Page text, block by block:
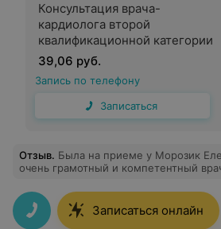
Консультация врача-
кардиолога второй
квалификационной категории
39,06 руб.
Запись по телефону
Записаться
Отзыв. Была на приеме у Морозик
очень грамотный и компетентный
рассказала, ответила на все вопросы
рекомендации) Очень отзывчивый
на все 100%
Записаться онлайн